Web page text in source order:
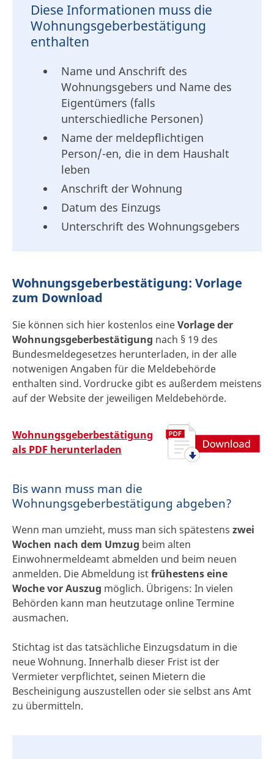
Diese Informationen muss die
Wohnungsgeberbestätigung
enthalten
Name und Anschrift des
Wohnungsgebers und Name des
Eigentümers (falls
unterschiedliche Personen)
Name der meldepflichtigen
Person/-en, die in dem Haushalt
leben
Anschrift der Wohnung
Datum des Einzugs
Unterschrift des Wohnungsgebers
Wohnungsgeberbestätigung: Vorlage
zum Download
Sie können sich hier kostenlos eineVorlage der
Wohnungsgeberbestätigung nach § 19 des
Bundesmeldegesetzes herunterladen, in der alle
notwenigen Angaben für die Meldebehörde
enthalten sind. Vordrucke gibt es außerdem meistens
auf der Website der jeweiligen Meldebehörde.
Wohnungsgeberbestätigung
als PDF herunterladen
Bis wann muss man die
Wohnungsgeberbestätigung abgeben?
Wenn man umzieht, muss man sich spätestens zwei
Wochen nach dem Umzug beim alten
Einwohnermeldeamt abmelden und beim neuen
anmelden. Die Abmeldung istfrühestens eine
Woche vor Auszug möglich. Übrigens: In vielen
Behörden kann man heutzutage online Termine
ausmachen.
Stichtag ist das tatsächliche Einzugsdatum in die
neue Wohnung. Innerhalb dieser Frist ist der
Vermieter verpflichtet, seinen Mietern die
Bescheinigung auszustellen oder sie selbst ans Amt
zu übermitteln.